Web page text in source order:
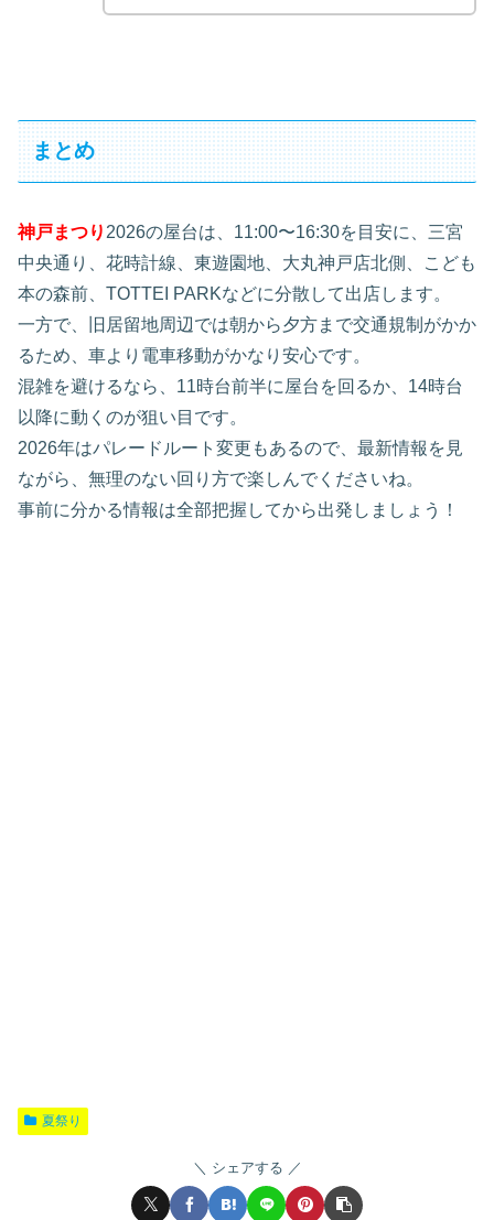
まとめ
神戸まつり 2026の屋台は、11:00〜16:30を目安に、三宮
中央通り、花時計線、東遊園地、大丸神戸店北側、こども
本の森前、TOTTEI PARKなどに分散して出店します。
一方で、旧居留地周辺では朝から夕方まで交通規制がかか
るため、車より電車移動がかなり安心です。
混雑を避けるなら、11時台前半に屋台を回るか、14時台
以降に動くのが狙い目です。
2026年はパレードルート変更もあるので、最新情報を見
ながら、無理のない回り方で楽しんでくださいね。
事前に分かる情報は全部把握してから出発しましょう！
夏祭り
シェアする